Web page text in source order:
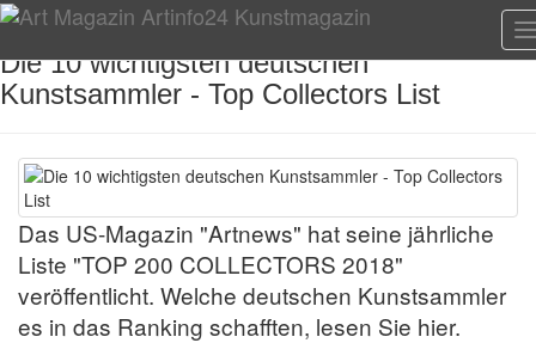
Die 10 wichtigsten deutschen
Kunstsammler - Top Collectors List
Das US-Magazin "Artnews" hat seine jährliche
Liste "TOP 200 COLLECTORS 2018"
veröffentlicht. Welche deutschen Kunstsammler
es in das Ranking schafften, lesen Sie hier.